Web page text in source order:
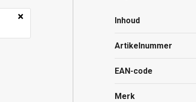
× Inhoud
Artikelnummer
EAN-code
Merk